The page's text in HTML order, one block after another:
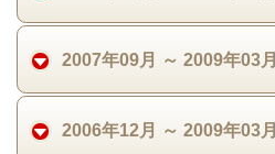
2007年09月 ～ 2009年03月
2006年12月 ～ 2009年03月